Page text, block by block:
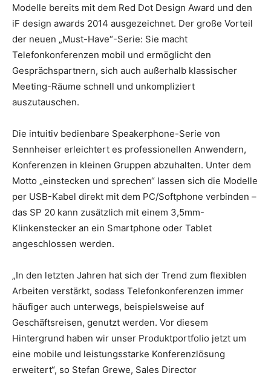
Modelle bereits mit dem Red Dot Design Award und den
iF design awards 2014 ausgezeichnet. Der große Vorteil
der neuen „Must-Have“-Serie: Sie macht
Telefonkonferenzen mobil und ermöglicht den
Gesprächspartnern, sich auch außerhalb klassischer
Meeting-Räume schnell und unkompliziert
auszutauschen.
Die intuitiv bedienbare Speakerphone-Serie von
Sennheiser erleichtert es professionellen Anwendern,
Konferenzen in kleinen Gruppen abzuhalten. Unter dem
Motto „einstecken und sprechen“ lassen sich die Modelle
per USB-Kabel direkt mit dem PC/Softphone verbinden –
das SP 20 kann zusätzlich mit einem 3,5mm-
Klinkenstecker an ein Smartphone oder Tablet
angeschlossen werden.
„In den letzten Jahren hat sich der Trend zum flexiblen
Arbeiten verstärkt, sodass Telefonkonferenzen immer
häufiger auch unterwegs, beispielsweise auf
Geschäftsreisen, genutzt werden. Vor diesem
Hintergrund haben wir unser Produktportfolio jetzt um
eine mobile und leistungsstarke Konferenzlösung
erweitert“, so Stefan Grewe, Sales Director